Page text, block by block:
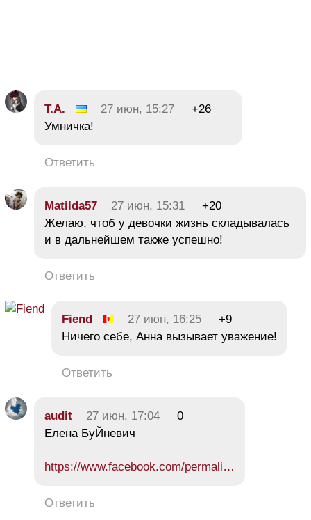
Т.А. 27 июн, 15:27
+26
Умничка!
Ответить
Matilda57 27 июн, 15:31
+20
Желаю, чтоб у девочки жизнь складывалась
и в дальнейшем также успешно!
Ответить
Fiend 27 июн, 16:25
+9
Ничего себе, Анна вызывает уважение!
Ответить
audit 27 июн, 17:04
0
Елена БуЙневич
https://www.facebook.com/permali…
Ответить